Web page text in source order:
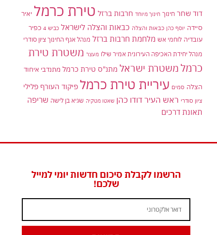
דוד שחר חינוך חינוך מיוחד חרבות ברזל טירת כרמל יאיר
סיידה יוסף כהן כבאות והצלה כבאות והצלה לישראל כביש 4
כפיר
עובדיה לוחמי אש מלחמת חרבות ברזל מנהל אגף החינוך ציון סודרי
מנהל יחידת האכיפה העירונית אמיר שילו מעצר משטרת טירת
כרמלמשטרת ישראל מתנ"ס טירת כרמל מתנדבי איחוד
הצלה סמים עיריית טירת כרמל פיקוד העורף פלילי
ציון סודרי ראש העיר דודו כהן שאטו מטקיה שגיא בן לישה שריפה
תאונת דרכים
הרשמו לקבלת סיכום חדשות יומי למייל
שלכם!